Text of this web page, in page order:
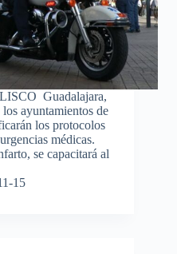
Guadalajara,
ayuntamientos de
los protocolos
médicas.
se capacitará al
15